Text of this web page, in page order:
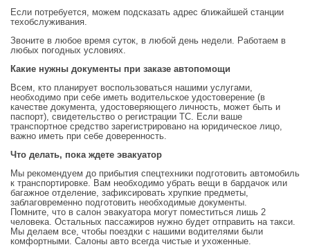
Если потребуется, можем подсказать адрес ближайшей станции
техобслуживания.
Звоните в любое время суток, в любой день недели. Работаем в
любых погодных условиях.
Какие нужны документы при заказе автопомощи
Всем, кто планирует воспользоваться нашими услугами,
необходимо при себе иметь водительское удостоверение (в
качестве документа, удостоверяющего личность, может быть и
паспорт), свидетельство о регистрации ТС. Если ваше
транспортное средство зарегистрировано на юридическое лицо,
важно иметь при себе доверенность.
Что делать, пока ждете эвакуатор
Мы рекомендуем до прибытия спецтехники подготовить автомобиль
к транспортировке. Вам необходимо убрать вещи в бардачок или
багажное отделение, зафиксировать хрупкие предметы,
заблаговременно подготовить необходимые документы.
Помните, что в салон эвакуатора могут поместиться лишь 2
человека. Остальных пассажиров нужно будет отправить на такси.
Мы делаем все, чтобы поездки с нашими водителями были
комфортными. Салоны авто всегда чистые и ухоженные.